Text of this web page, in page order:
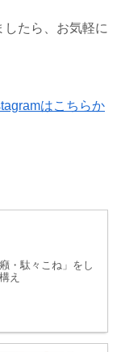
たら、お気軽に
はこちらか
・駄々こね」をし
え